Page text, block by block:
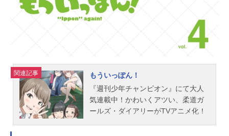
彩設計：垣田由紀子撮影監督：加藤
慎之助編集：長坂智樹音楽：大島ミ
チル音響監督：菊田浩巳音響制作：d
ugoutアニメーションプロデューサ
ー：小川崇博制作：MAPPA主題歌O
関連記事
もういっぽん！
『週刊少年チャンピオン』にて大人
気連載中！かわいくアツい、柔道ガ
ールズ・ダイアリーがTVアニメ化！